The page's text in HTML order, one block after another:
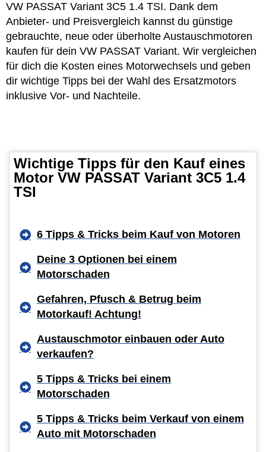
VW PASSAT Variant 3C5 1.4 TSI. Dank dem
Anbieter- und Preisvergleich kannst du günstige
gebrauchte, neue oder überholte Austauschmotoren
kaufen für dein VW PASSAT Variant. Wir vergleichen
für dich die Kosten eines Motorwechsels und geben
dir wichtige Tipps bei der Wahl des Ersatzmotors
inklusive Vor- und Nachteile.
Wichtige Tipps für den Kauf eines
Motor VW PASSAT Variant 3C5 1.4
TSI
6 Tipps & Tricks beim Kauf von Motoren
Deine 3 Optionen bei einem
Motorschaden
Gefahren, Pfusch & Betrug beim
Motorkauf! Achtung!
Austauschmotor einbauen oder Auto
verkaufen?
5 Tipps & Tricks bei einem
Motorschaden
5 Tipps & Tricks beim Verkauf von einem
Auto mit Motorschaden